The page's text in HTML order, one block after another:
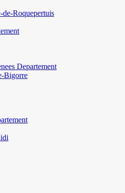
de-Roquepertuis
Departement
Bigorre